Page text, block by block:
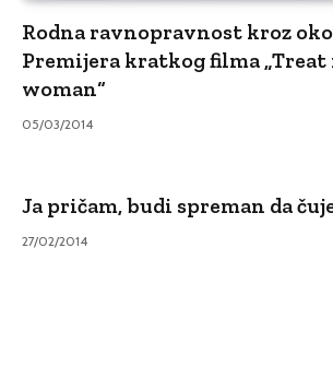
Rodna ravnopravnost kroz
Premijera kratkog filma „Treat
woman“
05/03/2014
Ja pričam, budi spreman da
27/02/2014